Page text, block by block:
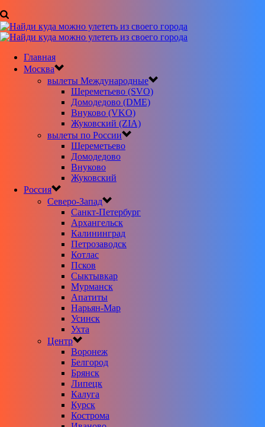
Главная
Москва
вылеты Международные
Шереметьево (SVO)
Домодедово (DME)
Внуково (VKO)
Жуковский (ZIA)
вылеты по России
Шереметьево
Домодедово
Внуково
Жуковский
Россия
Северо-Запад
Санкт-Петербург
Архангельск
Калининград
Петрозаводск
Котлас
Псков
Сыктывкар
Мурманск
Апатиты
Нарьян-Мар
Усинск
Ухта
Центр
Воронеж
Белгород
Брянск
Липецк
Калуга
Курск
Кострома